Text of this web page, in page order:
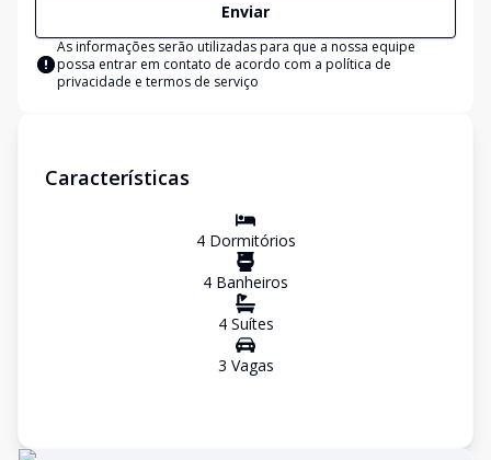
Enviar
As informações serão utilizadas para que a nossa equipe
possa entrar em contato de acordo com a política de
privacidade e termos de serviço
Características
4Dormitórios
4 Banheiros
4Suítes
3 Vagas